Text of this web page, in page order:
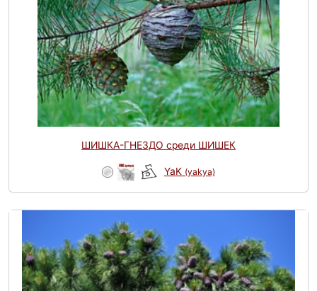
ШИШКА-ГНЕЗДО среди ШИШЕК
YaK (yakya)